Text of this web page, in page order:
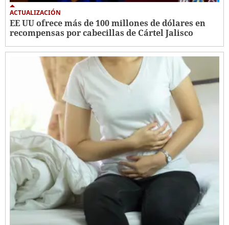
ACTUALIZACIÓN
EE UU ofrece más de 100 millones de dólares en
recompensas por cabecillas de Cártel Jalisco